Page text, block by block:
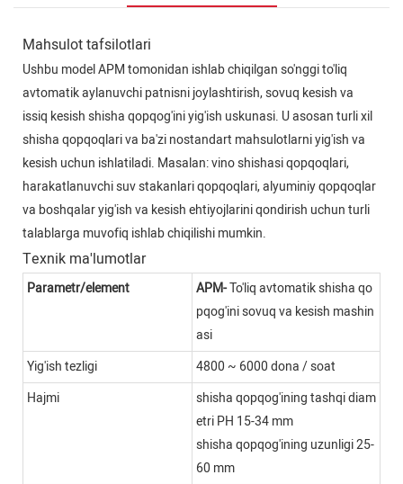
Mahsulot tafsilotlari
Ushbu model APM tomonidan ishlab chiqilgan so'nggi to'liq
avtomatik aylanuvchi patnisni joylashtirish, sovuq kesish va
issiq kesish shisha qopqog'ini yig'ish uskunasi. U asosan turli xil
shisha qopqoqlari va ba'zi nostandart mahsulotlarni yig'ish va
kesish uchun ishlatiladi. Masalan: vino shishasi qopqoqlari,
harakatlanuvchi suv stakanlari qopqoqlari, alyuminiy qopqoqlar
va boshqalar yig'ish va kesish ehtiyojlarini qondirish uchun turli
talablarga muvofiq ishlab chiqilishi mumkin.
Texnik ma'lumotlar
Parametr/element APM-To'liq avtomatik shisha qo
pqog'ini sovuq va kesish mashin
asi
Yig'ish tezligi
4800 ~ 6000 dona / soat
Hajmi
shisha qopqog'ining tashqi diam
etri PH 15-34 mm
shisha qopqog'ining uzunligi 25-
60 mm